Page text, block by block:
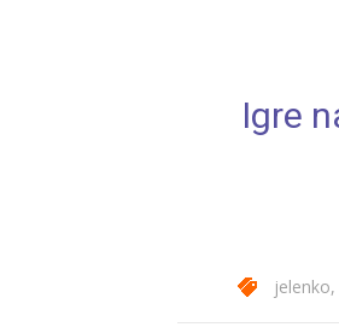
Igre
jelenko,